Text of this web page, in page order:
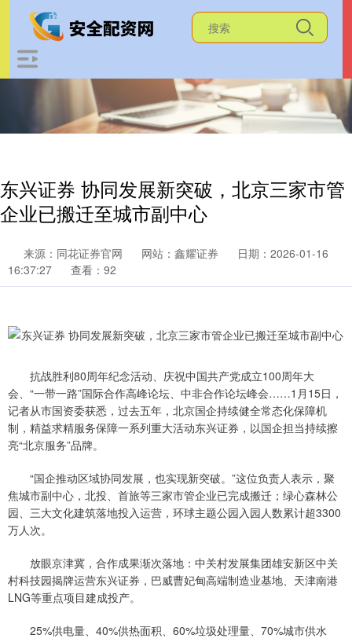
东兴证券 协同发展新突破，北京三家市管
企业已搬迁至城市副中心
来源：同花证券官网 网站：鑫耀证券
日期：2026-01-16
16:37:27
查看：92
抗战胜利80周年纪念活动、庆祝中国共产党成立100周年大
会、“一带一路”国际合作高峰论坛、中非合作论坛峰会……1月15日，
记者从市国资委获悉，过去五年，北京国企持续健全常态化保障机
制，精益求精服务保障一系列重大活动东兴证券，以国企担当持续擦
亮“北京服务”品牌。
“国企推动区域协同发展，也实现新突破。”这位负责人表示，聚
焦城市副中心，北投、首旅等三家市管企业已完成搬迁；绿心森林公
园、三大文化建筑落地投入运营，环球主题公园入园人数累计超3300
万人次。
放眼京津冀，合作成果渐次落地：中关村发展集团雄安新区中关
村科技园揭牌运营东兴证券，巴威曹妃甸高端制造业基地、天津南港
LNG等重点项目建成投产。
25%供电量、40%供热面积、60%垃圾处理量、70%城市供水